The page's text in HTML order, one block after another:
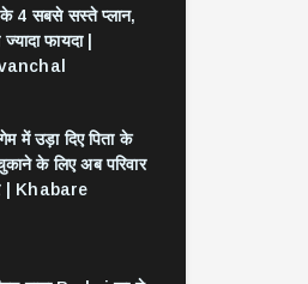
4 सबसे सस्ते प्लान,
फायदा |
में उड़ा दिए पिता के
के लिए अब परिवार
| Khabare